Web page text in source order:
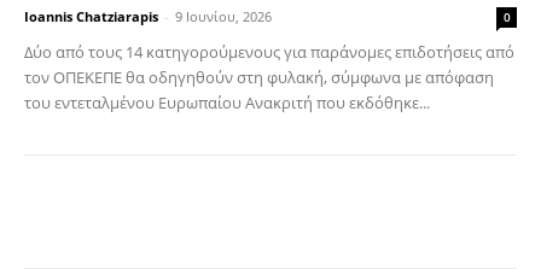
Ioannis Chatziarapis - 9 Ιουνίου, 2026 0
Δύο από τους 14 κατηγορούμενους για παράνομες επιδοτήσεις από
τον ΟΠΕΚΕΠΕ θα οδηγηθούν στη φυλακή, σύμφωνα με απόφαση
του εντεταλμένου Ευρωπαίου Ανακριτή που εκδόθηκε...